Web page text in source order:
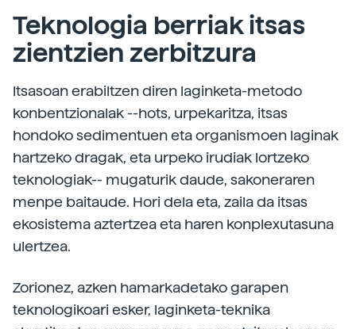
Teknologia berriak itsas
zientzien zerbitzura
Itsasoan erabiltzen diren laginketa-metodo
konbentzionalak --hots, urpekaritza, itsas
hondoko sedimentuen eta organismoen laginak
hartzeko dragak, eta urpeko irudiak lortzeko
teknologiak-- mugaturik daude, sakoneraren
menpe baitaude. Hori dela eta, zaila da itsas
ekosistema aztertzea eta haren konplexutasuna
ulertzea.
Zorionez, azken hamarkadetako garapen
teknologikoari esker, laginketa-teknika